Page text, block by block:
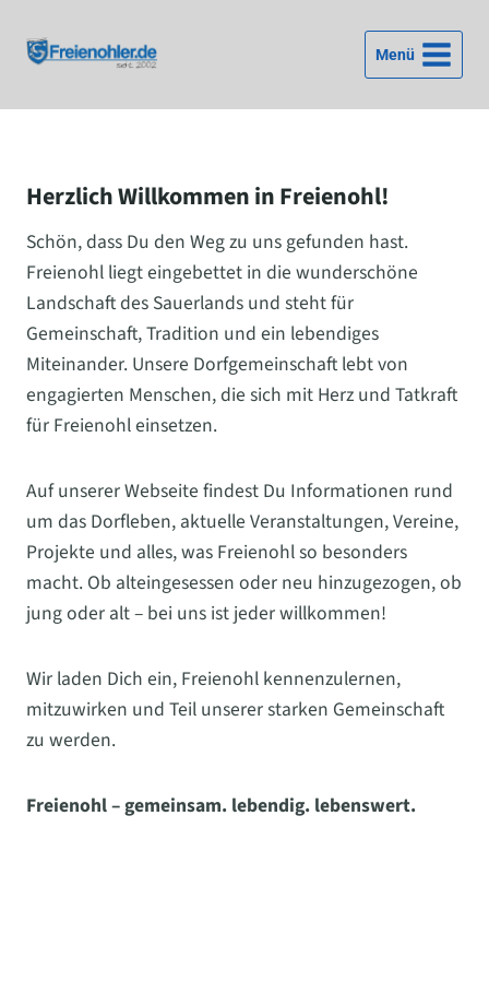
Inhalt
springen
Menü
Herzlich Willkommen in Freienohl!
Schön, dass Du den Weg zu uns gefunden hast.
Freienohl liegt eingebettet in die wunderschöne
Landschaft des Sauerlands und steht für
Gemeinschaft, Tradition und ein lebendiges
Miteinander. Unsere Dorfgemeinschaft lebt von
engagierten Menschen, die sich mit Herz und Tatkraft
für Freienohl einsetzen.
Auf unserer Webseite findest Du Informationen rund
um das Dorfleben, aktuelle Veranstaltungen, Vereine,
Projekte und alles, was Freienohl so besonders
macht. Ob alteingesessen oder neu hinzugezogen, ob
jung oder alt – bei uns ist jeder willkommen!
Wir laden Dich ein, Freienohl kennenzulernen,
mitzuwirken und Teil unserer starken Gemeinschaft
zu werden.
Freienohl – gemeinsam. lebendig. lebenswert.